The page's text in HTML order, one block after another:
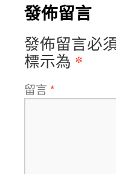
發佈留言
發佈留言必
標示為 *
留言 *